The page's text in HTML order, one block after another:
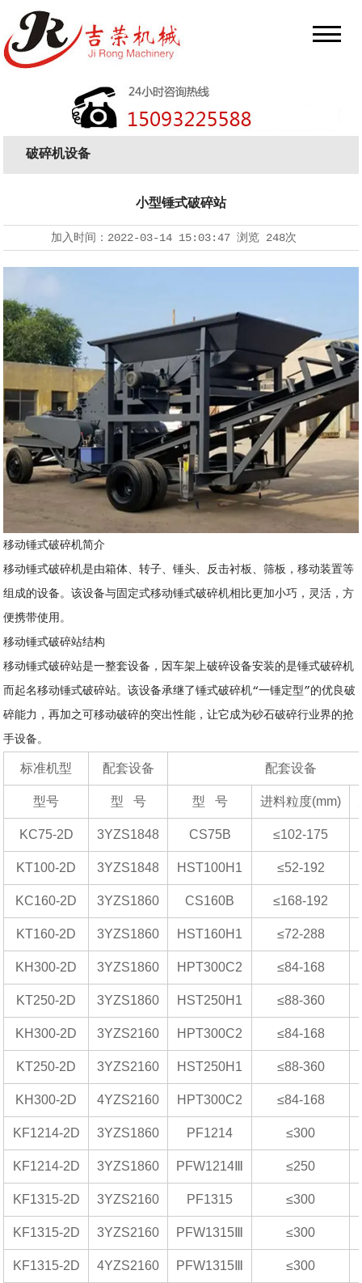
破碎机设备
小型锤式破碎站
加入时间： 2022-03-14 15:03:47浏览 248次
移动锤式破碎机简介
移动锤式破碎机是由箱体、转子、锤头、反击衬板、筛板，移动装置等
组成的设备。该设备与固定式移动锤式破碎机相比更加小巧，灵活，方
便携带使用。
移动锤式破碎站结构
移动锤式破碎站是一整套设备，因车架上破碎设备安装的是锤式破碎机
而起名移动锤式破碎站。该设备承继了锤式破碎机“一锤定型”的优良破
碎能力，再加之可移动破碎的突出性能，让它成为砂石破碎行业界的抢
手设备。
标准机型 配套设备 配套设备
型号 型 号 型 号 进料粒度(mm)
KC75-2D 3YZS1848 CS75B ≤102-175
KT100-2D 3YZS1848 HST100H1 ≤52-192
KC160-2D 3YZS1860 CS160B ≤168-192
KT160-2D 3YZS1860 HST160H1 ≤72-288
KH300-2D 3YZS1860 HPT300C2 ≤84-168
KT250-2D 3YZS1860 HST250H1 ≤88-360
KH300-2D 3YZS2160 HPT300C2 ≤84-168
KT250-2D 3YZS2160 HST250H1 ≤88-360
KH300-2D 4YZS2160 HPT300C2 ≤84-168
KF1214-2D 3YZS1860 PF1214 ≤300
KF1214-2D 3YZS1860 PFW1214Ⅲ ≤250
KF1315-2D 3YZS2160 PF1315 ≤300
KF1315-2D 3YZS2160 PFW1315Ⅲ ≤300
KF1315-2D 4YZS2160 PFW1315Ⅲ ≤300